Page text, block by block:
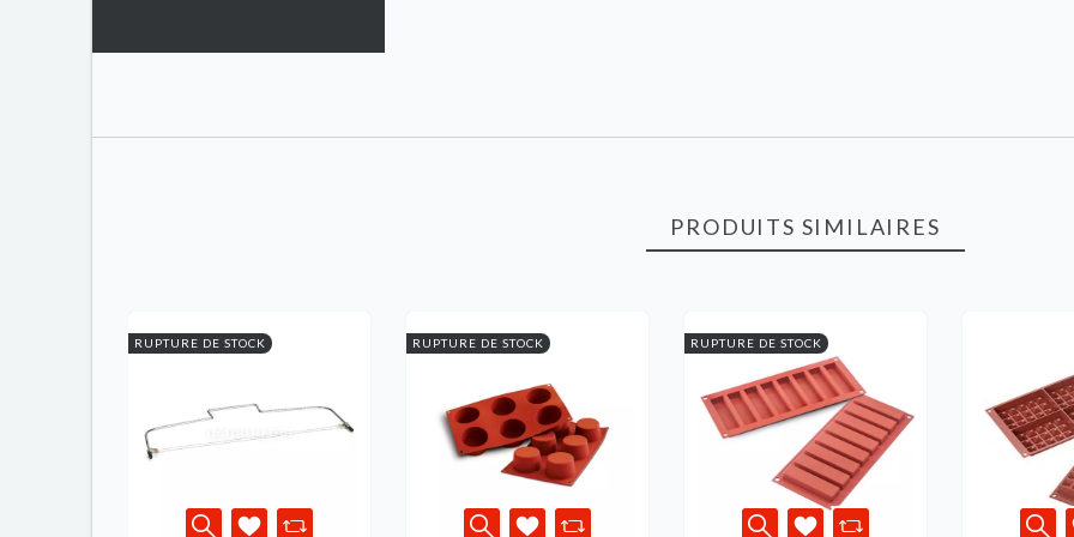
PRODUITS SIMILAIRES
RUPTURE DE STOCK RUPTURE DE STOCK RUPTURE DE STOCK